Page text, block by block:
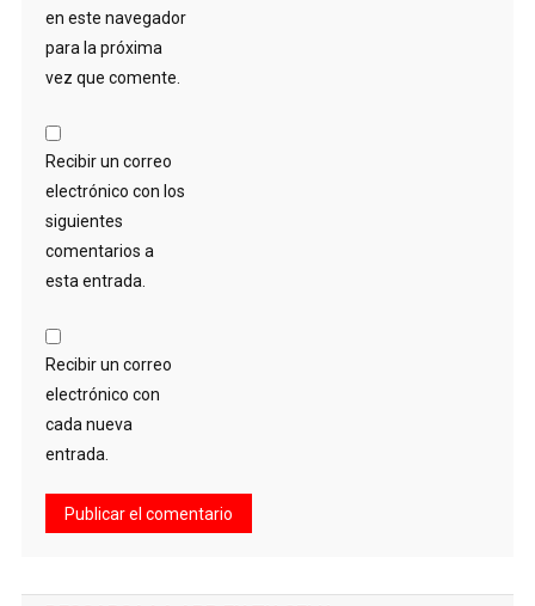
en este navegador
para la próxima
vez que comente.
Recibir un correo
electrónico con los
siguientes
comentarios a
esta entrada.
Recibir un correo
electrónico con
cada nueva
entrada.